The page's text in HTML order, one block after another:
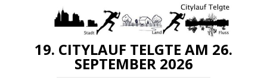
19. CITYLAUF TELGTE AM 26.
SEPTEMBER 2026